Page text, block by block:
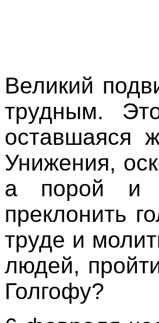
Великий
трудным.
оставшаяся
Унижения,
а порой и
преклонить
труде и
людей,
Голгофу?